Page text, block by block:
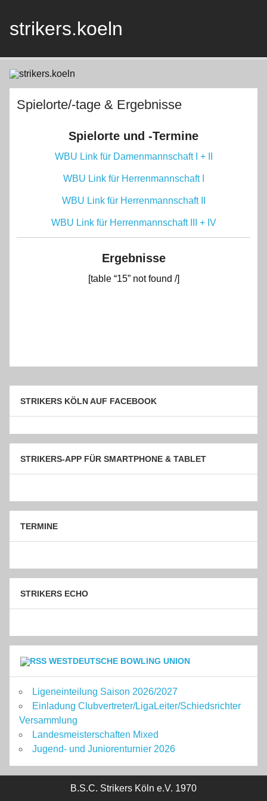
content
strikers.koeln
Spielorte/-tage & Ergebnisse
Spielorte und -Termine
WBU Link für Damenmannschaft I + II
WBU Link für Herrenmannschaft I
WBU Link für Herrenmannschaft II
WBU Link für Herrenmannschaft III + IV
Ergebnisse
[table “15” not found /]
STRIKERS KÖLN AUF FACEBOOK
STRIKERS-APP FÜR SMARTPHONE & TABLET
TERMINE
STRIKERS ECHO
WESTDEUTSCHE BOWLING UNION
Ligeneinteilung Saison 2026/2027
Einladung Clubvertreter/LigaLeiter/Schiedsrichter
Versammlung
Landesmeisterschaften Mixed
Jugend- und Juniorenturnier 2026
B.S.C. Strikers Köln e.V. 1970